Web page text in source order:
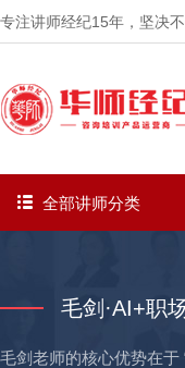
专注讲师经纪15年 ，坚决
全部讲师分类
毛剑·AI+职
毛剑老师的核心优势在